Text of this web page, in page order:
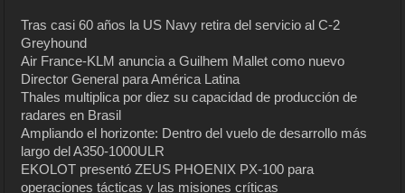
Tras casi 60 años la US Navy retira del servicio al C-2
Greyhound
Air France-KLM anuncia a Guilhem Mallet como nuevo
Director General para América Latina
Thales multiplica por diez su capacidad de producción de
radares en Brasil
Ampliando el horizonte: Dentro del vuelo de desarrollo más
largo del A350-1000ULR
EKOLOT presentó ZEUS PHOENIX PX-100 para
operaciones tácticas y las misiones críticas